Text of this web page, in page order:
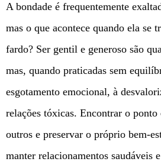
A bondade é frequentemente
mas o que acontece quando ela se
fardo? Ser gentil e generoso são
mas, quando praticadas sem
esgotamento emocional, à
relações tóxicas. Encontrar o
outros e preservar o próprio bem-
manter relacionamentos saudáveis